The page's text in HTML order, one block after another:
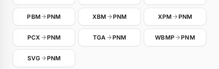
PBM PNM XBM PNM XPM PNM
PCX PNM TGA PNM WBMP PNM
SVG PNM